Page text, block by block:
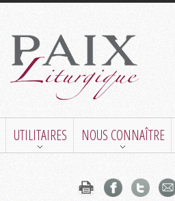
UTILITAIRES NOUS CONNAÎTRE